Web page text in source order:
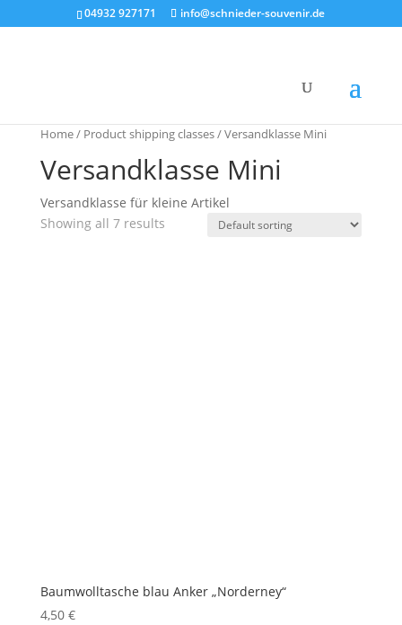
04932 927171 info@schnieder-souvenir.de
Home/ Product shipping classes / Versandklasse Mini
Versandklasse Mini
Versandklasse für kleine Artikel
Showing all 7 results
Baumwolltasche blau Anker „Norderney“
4,50 €